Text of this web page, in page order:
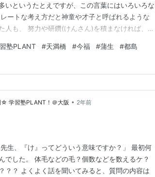
いというたとえですが、この言葉にはいろいろな
ートな考え方だと神童や才子と呼ばれるような
人も、 努力や研鑽(けんさん)を積まなければ、た
界でだって変わりません。 どれだけセンスが良
どこか…
塾PLANT #天満橋 #今福 #蒲生 #都島
学習塾PLANT！＠大阪 • 2年前
生、『け』ってどういう意味ですか？」 最初何
でした。 体毛などの毛？個数などを数えるケ？
？？ よくよく話を聞いてみると、質問の内容は